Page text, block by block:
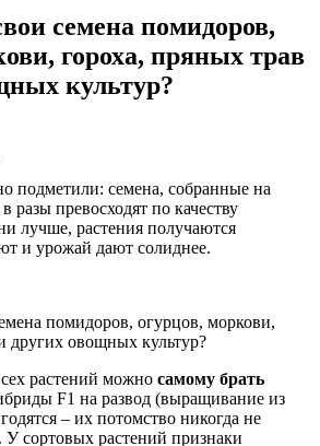
семена помидоров,
гороха, пряных трав
культур?
подметили: семена, собранные на
разы превосходят по качеству
лучше, растения получаются
и урожай дают солиднее.
растений можно самому брать
F1 на развод (выращивание из
– их потомство никогда не
У сортовых растений признаки